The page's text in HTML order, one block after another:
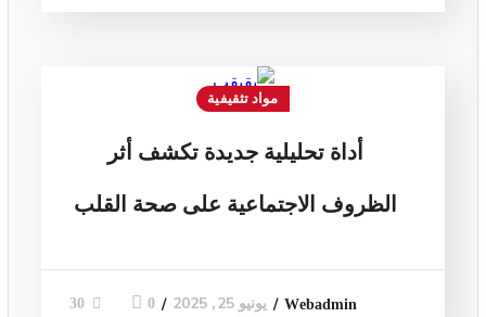
مواد تثقيفية
أداة تحليلية جديدة تكشف أثر
الظروف الاجتماعية على صحة القلب
Webadmin يونيو 25, 2025 0
30